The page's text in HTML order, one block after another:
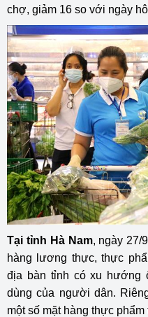
chợ, giảm 16 so với ngày
Tại tỉnh Hà Nam, ngày 27/
hàng lương thực, thực
địa bàn tỉnh có xu hướng
dùng của người dân.
một số mặt hàng thực